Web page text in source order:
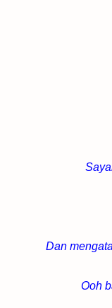
Dan
Ooh